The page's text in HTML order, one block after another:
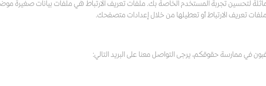
لتحسين تجربة المستخدم الخاصة بك. ملفات تعريف الارتباط هي ملفات بيانات صغيرة
تعريف الارتباط أو تعطيلها من خلال إعدادات متصفحك.
في ممارسة حقوقكم، يرجى التواصل معنا على البريد التالي: